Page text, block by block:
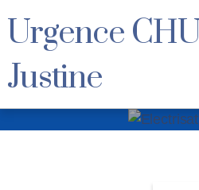
Urgence
Justine